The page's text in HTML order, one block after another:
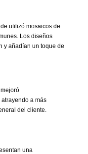
utilizó mosaicos de
Los diseños
y añadían un toque de
a más
del cliente.
una